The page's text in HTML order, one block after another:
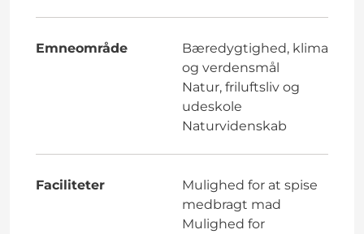
Emneområde
Bæredygtighed, klima
og verdensmål
Natur, friluftsliv og
udeskole
Naturvidenskab
Faciliteter
Mulighed for at spise
medbragt mad
Mulighed for